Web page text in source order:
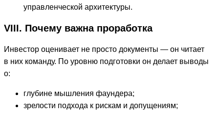
управленческой архитектуры.
VIII. Почему важна проработка
Инвестор оценивает не просто документы — он читает
в них команду. По уровню подготовки он делает выводы
о:
глубине мышления фаундера;
зрелости подхода к рискам и допущениям;